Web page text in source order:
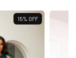
15% OFF